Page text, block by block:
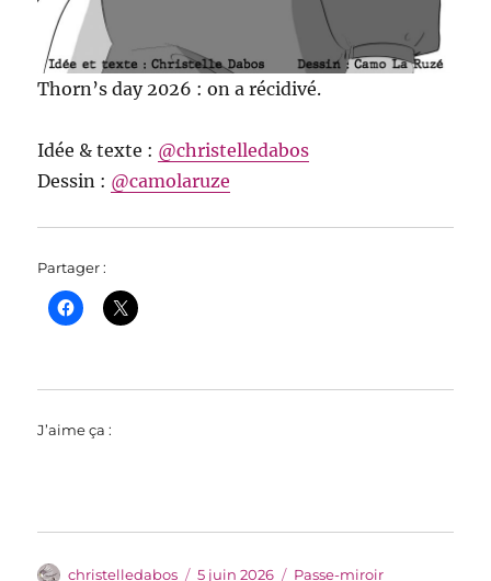
Thorn’s day 2026 : on a récidivé.
Idée & texte : @christelledabos
Dessin : @camolaruze
Partager :
J’aime ça :
Auteur
christelledabos
Publié
5 juin 2026 Catégories
Passe-miroir